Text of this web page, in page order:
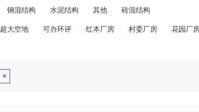
钢混结构 水泥结构 其他 砖混结构
超大空地 可办环评 红本厂房 村委厂房 花园厂
×